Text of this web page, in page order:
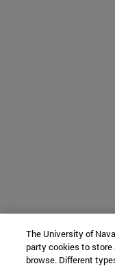
The University of
party cookies to store
browse. Different